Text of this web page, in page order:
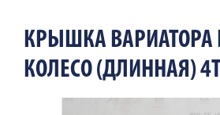
КРЫШКА ВАРИАТОРА
КОЛЕСО (ДЛИННАЯ)